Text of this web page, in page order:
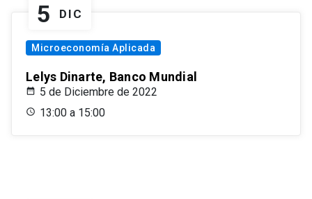
5 DIC
Microeconomía Aplicada
Lelys Dinarte, Banco Mundial
5 de Diciembre de 2022
13:00 a 15:00